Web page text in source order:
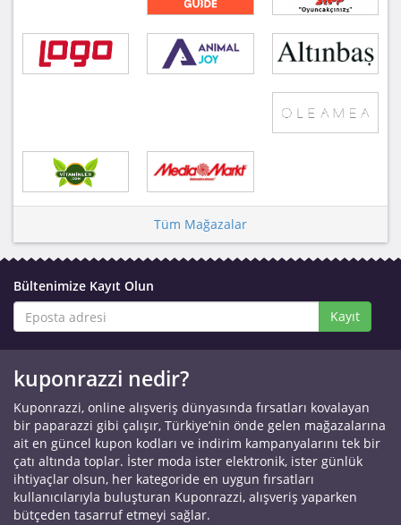
Tüm Mağazalar
Bültenimize Kayıt Olun
Kayıt
kuponrazzi nedir?
Kuponrazzi, online alışveriş dünyasında fırsatları kovalayan
bir paparazzi gibi çalışır, Türkiye’nin önde gelen mağazalarına
ait en güncel kupon kodları ve indirim kampanyalarını tek bir
çatı altında toplar. İster moda ister elektronik, ister günlük
ihtiyaçlar olsun, her kategoride en uygun fırsatları
kullanıcılarıyla buluşturan Kuponrazzi, alışveriş yaparken
bütçeden tasarruf etmeyi sağlar.